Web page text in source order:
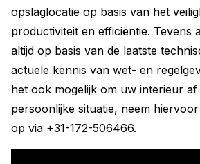
opslaglocatie op basis van het
productiviteit en efficiëntie. Tevens
altijd op basis van de laatste
actuele kennis van wet- en
het ook mogelijk om uw interieur
persoonlijke situatie, neem
op via +31-172-506466.